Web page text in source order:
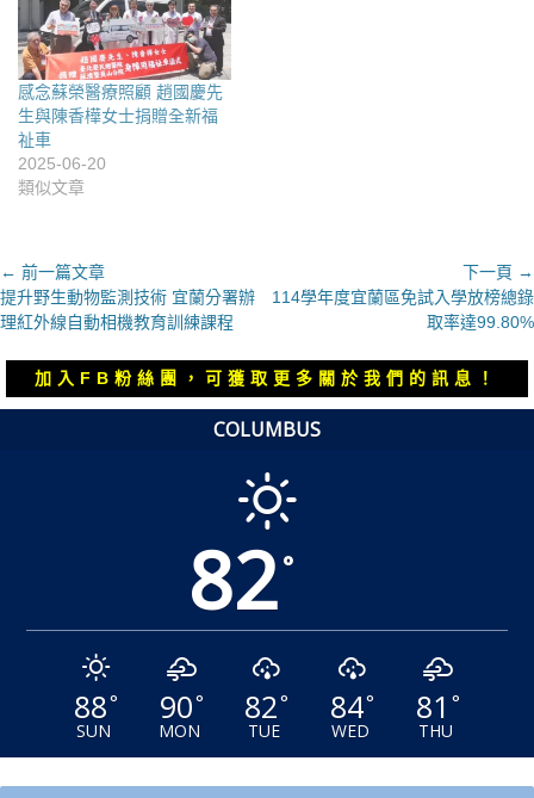
感念蘇榮醫療照顧 趙國慶先
生與陳香樺女士捐贈全新福
祉車
2025-06-20
類似文章
文
章
導
覽
← 前一篇文章
上
一
章：
提升野生動物監測技術 宜蘭分署辦
理紅外線自動相機教育訓練課程
下一頁 →
下
文
章：
114學年度宜蘭區免試入學放榜總錄
取率達99.80%
加入FB粉絲團，可獲取更多關於我們的訊息！
COLUMBUS
82°
88°
SUN
90°
MON
82°
TUE
84°
WED
81 °
THU